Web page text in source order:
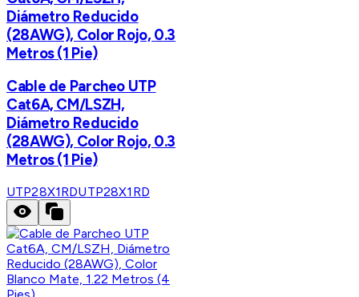
Diámetro Reducido
(28AWG), Color Rojo, 0.3
Metros (1 Pie)
Cable de Parcheo UTP
Cat6A, CM/LSZH,
Diámetro Reducido
(28AWG), Color Rojo, 0.3
Metros (1 Pie)
UTP28X1RDUTP28X1RD